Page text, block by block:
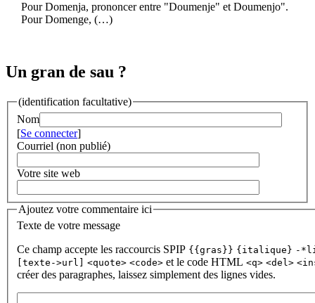
Pour Domenja, prononcer entre "Doumenje" et Doumenjo".
Pour Domenge, (…)
Un gran de sau ?
(identification facultative)
Nom
[Se connecter]
Courriel (non publié)
Votre site web
Ajoutez votre commentaire ici
Texte de votre message
Ce champ accepte les raccourcis SPIP {{gras}} {italique} -
[texte->url]
<quote> <code> et le code HTML <q> <del>
créer des paragraphes, laissez simplement des lignes vides.